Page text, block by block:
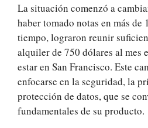
La situación comenzó a
haber tomado notas en más de
tiempo, lograron reunir
alquiler de 750 dólares al mes
estar en San Francisco. Este
enfocarse en la seguridad, la
protección de datos, que se
fundamentales de su producto.